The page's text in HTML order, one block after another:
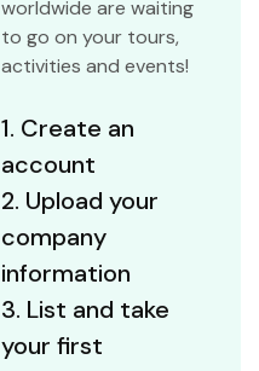
worldwide are waiting
to go on your tours,
activities and events!
1. Create an
account
2. Upload your
company
information
3. List and take
your first